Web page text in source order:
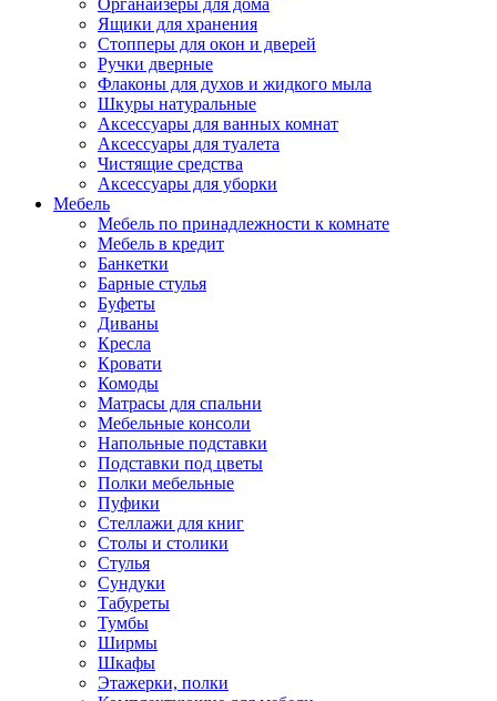
Органайзеры для дома
Ящики для хранения
Стопперы для окон и дверей
Ручки дверные
Флаконы для духов и жидкого мыла
Шкуры натуральные
Аксессуары для ванных комнат
Аксессуары для туалета
Чистящие средства
Аксессуары для уборки
Мебель
Мебель по принадлежности к комнате
Мебель в кредит
Банкетки
Барные стулья
Буфеты
Диваны
Кресла
Кровати
Комоды
Матрасы для спальни
Мебельные консоли
Напольные подставки
Подставки под цветы
Полки мебельные
Пуфики
Стеллажи для книг
Столы и столики
Стулья
Сундуки
Табуреты
Тумбы
Ширмы
Шкафы
Этажерки, полки